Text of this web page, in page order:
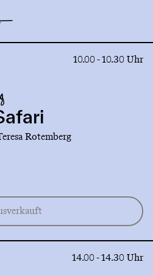
10.00 - 10.30 Uhr
Rotemberg
14.00 - 14.30 Uhr